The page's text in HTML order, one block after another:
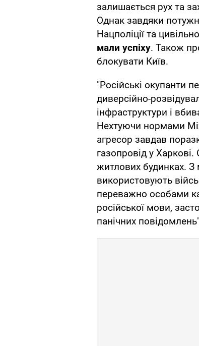
залишається рух та
Однак завдяки
Нацполіції та
мали успіху. Також
блокувати Київ.
"Російські окупанти
диверсійно-
інфраструктури і
Нехтуючи нормами
агресор завдав
газопровід у
житлових будинках. З
використовують
переважно особами
російської мови,
панічних